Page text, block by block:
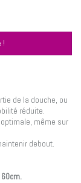
!
de la douche, ou
réduite.
même sur
debout.